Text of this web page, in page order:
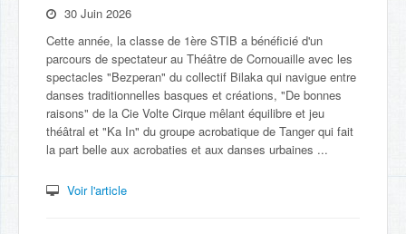
30 Juin 2026
Cette année, la classe de 1ère STIB a bénéficié d'un
parcours de spectateur au Théâtre de Cornouaille avec les
spectacles "Bezperan" du collectif Bilaka qui navigue entre
danses traditionnelles basques et créations, "De bonnes
raisons" de la Cie Volte Cirque mêlant équilibre et jeu
théâtral et "Ka In" du groupe acrobatique de Tanger qui fait
la part belle aux acrobaties et aux danses urbaines ...
Voir l'article